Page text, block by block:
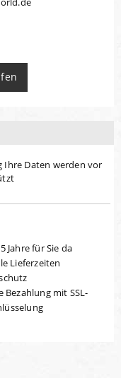
Ihre Daten werden vor
Jahre für Sie da
Lieferzeiten
Bezahlung mit SSL-